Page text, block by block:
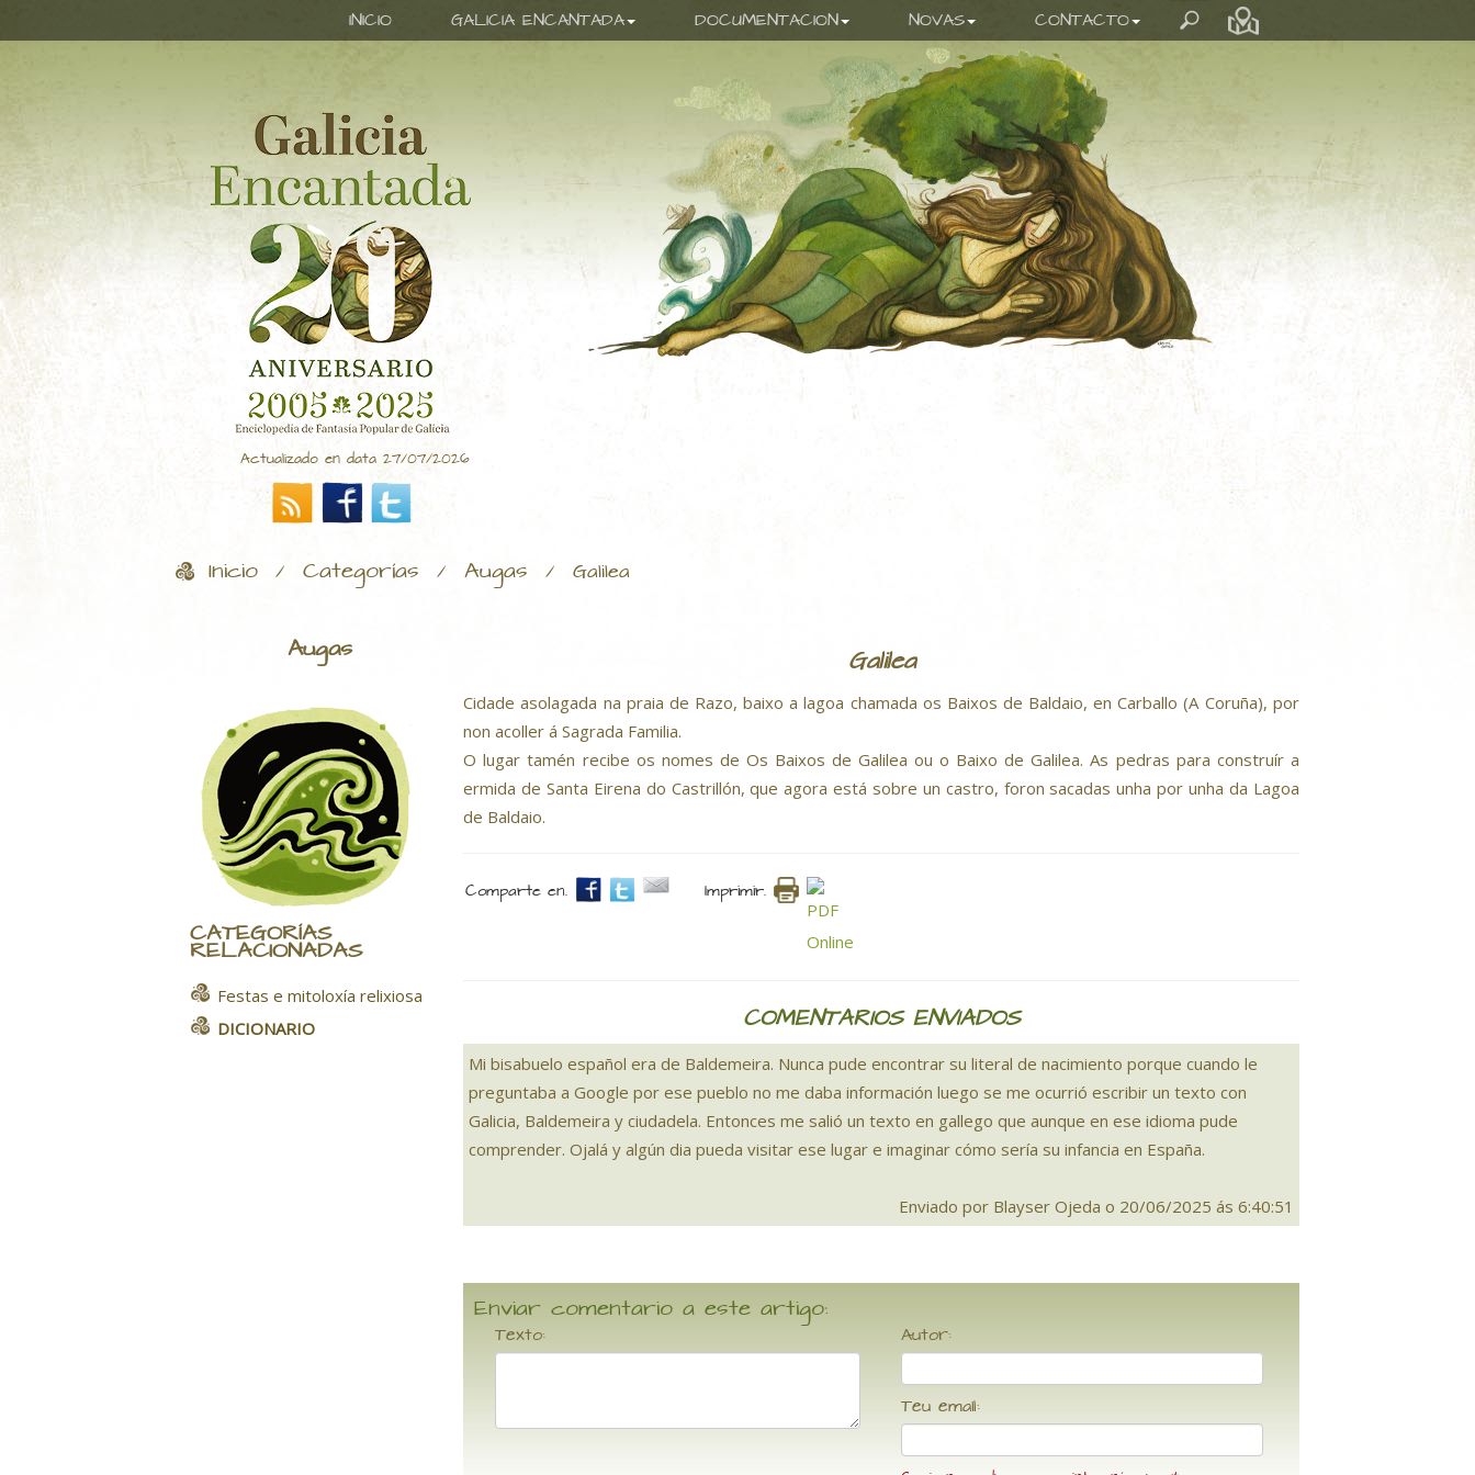
INICIO GALICIA ENCANTADA DOCUMENTACION NOVAS CONTACTO
Actualizado en data 27/07/2026
Inicio / Categorías / Augas / Galilea
Augas
CATEGORÍAS
RELACIONADAS
Festas e mitoloxía relixiosa
DICIONARIO
Galilea
Cidade asolagada na praia de Razo, baixo a lagoa chamada os Baixos de Baldaio, en Carballo (A Coruña), por
non acoller á Sagrada Familia.
O lugar tamén recibe os nomes de Os Baixos de Galilea ou o Baixo de Galilea. As pedras para construír a
ermida de Santa Eirena do Castrillón, que agora está sobre un castro, foron sacadas unha por unha da Lagoa
de Baldaio.
Comparte en. Imprimir.
COMENTARIOS ENVIADOS
Mi bisabuelo español era de Baldemeira. Nunca pude encontrar su literal de nacimiento porque cuando le
preguntaba a Google por ese pueblo no me daba información luego se me ocurrió escribir un texto con
Galicia, Baldemeira y ciudadela. Entonces me salió un texto en gallego que aunque en ese idioma pude
comprender. Ojalá y algún dia pueda visitar ese lugar e imaginar cómo sería su infancia en España.
Enviado por Blayser Ojeda o 20/06/2025 ás 6:40:51
Enviar comentario a este artigo:
Texto: Autor:
Teu email: